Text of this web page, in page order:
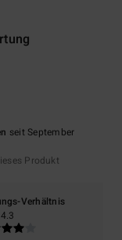
seit September
Produkt
Verhältnis
4.3